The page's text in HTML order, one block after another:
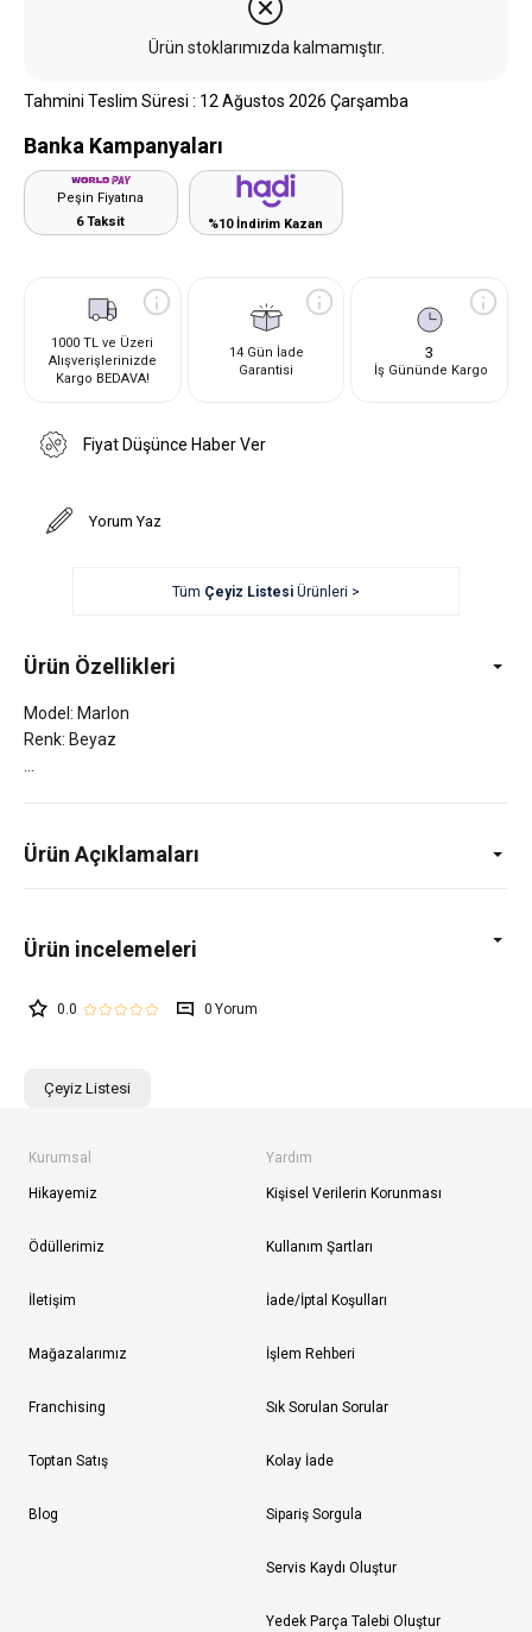
Ürün stoklarımızda kalmamıştır.
Tahmini Teslim Süresi : 12 Ağustos 2026 Çarşamba
Banka Kampanyaları
Peşin Fiyatına
6 Taksit
%10 İndirim Kazan
1000 TL ve Üzeri
Alışverişlerinizde
Kargo BEDAVA!
14 Gün İade
Garantisi
3
İş Gününde Kargo
Fiyat Düşünce Haber Ver
Yorum Yaz
Tüm Çeyiz ListesiÜrünleri >
Ürün Özellikleri
Model: Marlon
Renk: Beyaz
Ürün Açıklamaları
0.0 0
Çeyiz Listesi
Kurumsal
Hikayemiz
Ödüllerimiz
İletişim
Mağazalarımız
Franchising
Toptan Satış
Blog
Yardım
Kişisel Verilerin Korunması
Kullanım Şartları
İade/İptal Koşulları
İşlem Rehberi
Sık Sorulan Sorular
Kolay İade
Sipariş Sorgula
Servis Kaydı Oluştur
Yedek Parça Talebi Oluştur